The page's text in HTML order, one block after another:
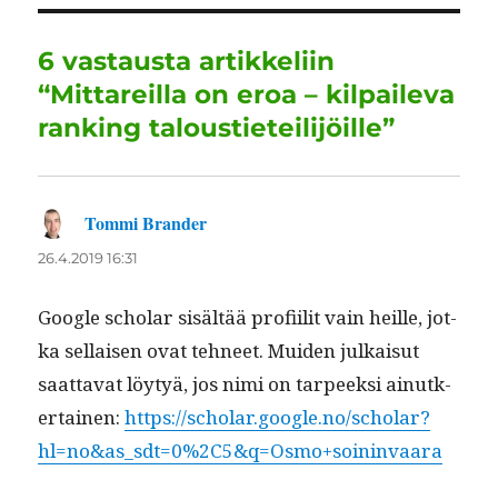
o
o
k
I
n
p
p
a
m
6 vastausta artikkeliin
“Mittareilla on eroa – kilpaileva
ranking taloustieteilijöille”
Tommi Brander
26.4.2019 16:31
Google schol­ar sisältää profi­ilit vain heille, jot­
ka sel­l­aisen ovat tehneet. Muiden julka­isut
saat­ta­vat löy­tyä, jos nimi on tarpeek­si ain­utk­
er­tainen:https://scholar.google.no/scholar?
hl=no&as_sdt=0%2C5&q=Osmo+soininvaara